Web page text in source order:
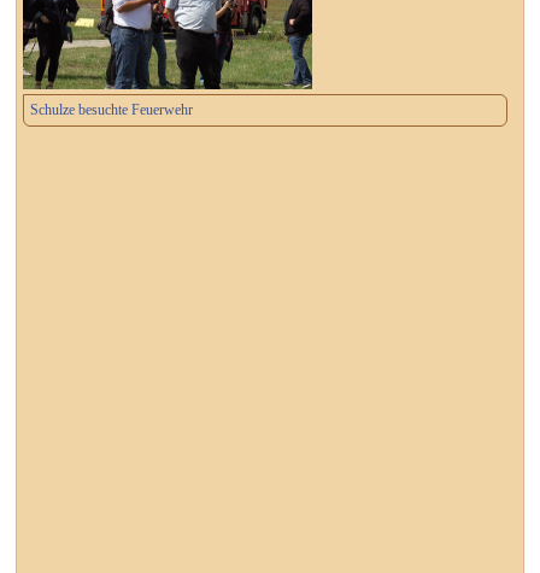
Schulze besuchte Feuerwehr